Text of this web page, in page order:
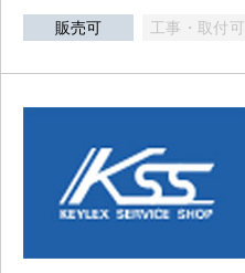
販売可 工事・取付可